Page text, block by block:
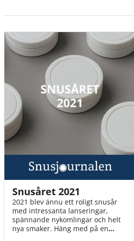
Snusåret 2021
2021 blev ännu ett roligt snusår
med intressanta lanseringar,
spännande nykomlingar och helt
nya smaker. Häng med på en